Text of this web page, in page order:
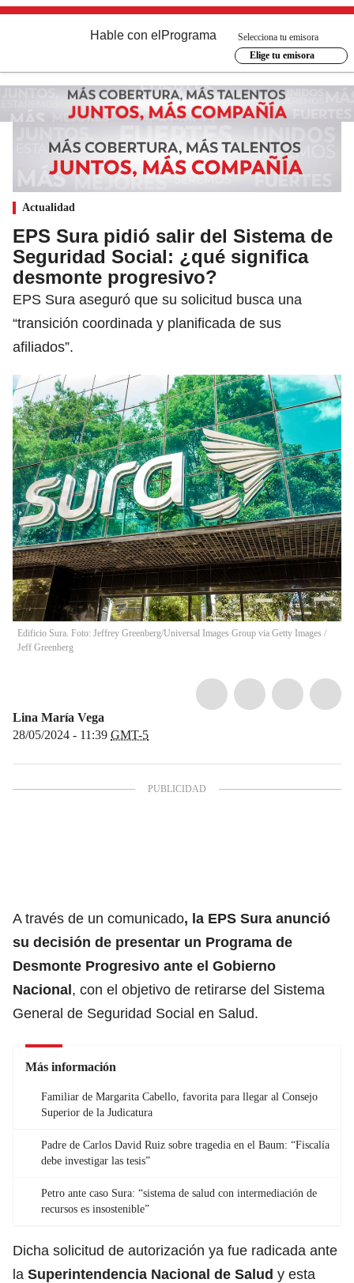
Hable con el Programa
Selecciona tu emisora
Elige tu emisora
Actualidad
EPS Sura pidió salir del Sistema de
Seguridad Social: ¿qué significa
desmonte progresivo?
EPS Sura aseguró que su solicitud busca una
“transición coordinada y planificada de sus
afiliados”.
Edificio Sura. Foto: Jeffrey Greenberg/Universal Images Group via Getty Images /
Jeff Greenberg
Lina María Vega
28/05/2024 - 11:39 GMT-5
A través de un comunicado, la EPS Sura anunció
su decisión de presentar un Programa de
Desmonte Progresivo ante el Gobierno
Nacional, con el objetivo de retirarse del Sistema
General de Seguridad Social en Salud.
Más información
Familiar de Margarita Cabello, favorita para llegar al Consejo
Superior de la Judicatura
Padre de Carlos David Ruiz sobre tragedia en el Baum: “Fiscalía
debe investigar las tesis”
Petro ante caso Sura: “sistema de salud con intermediación de
recursos es insostenible”
Dicha solicitud de autorización ya fue radicada ante
la Superintendencia Nacional de Salud y esta